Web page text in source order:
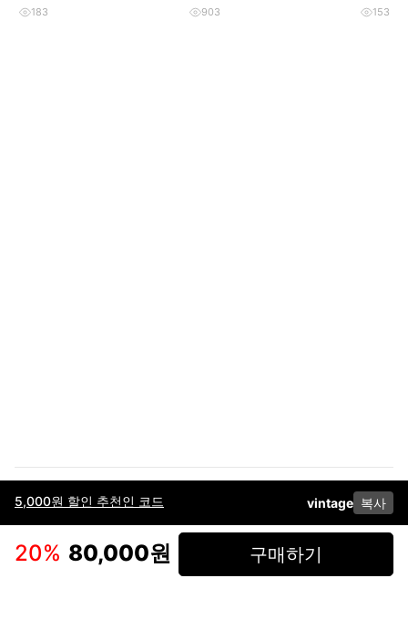
5,000원 할인 추천인 코드 vintage 복사
20% 80,000원 구매하기
183 903 153
이용약관고객센터판매개인정보 처리방침사업자 정보다운로드
인스타그램
페이스북